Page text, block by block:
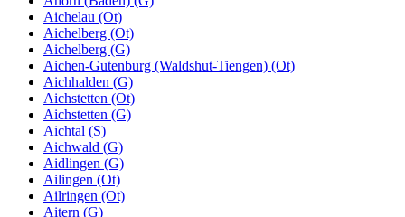
Aichelau (Ot)
Aichelberg (Ot)
Aichelberg (G)
Aichen-Gutenburg (Waldshut-Tiengen) (Ot)
Aichhalden (G)
Aichstetten (Ot)
Aichstetten (G)
Aichtal (S)
Aichwald (G)
Aidlingen (G)
Ailingen (Ot)
Ailringen (Ot)
Aitern (G)